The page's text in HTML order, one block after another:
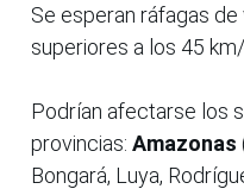
Se esperan ráfagas
superiores a los 45 km/
Podrían afectarse los
provincias: Amazonas
Bongará, Luya,